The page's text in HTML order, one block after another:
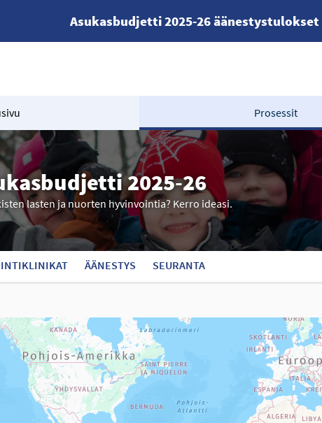
Asukasbudjetti 2025-26 äänestystulokset
Prosessit
2025-26
lasten ja nuorten hyvinvointia? Kerro ideasi.
ÄÄNESTYS SEURANTA
joka esittää tämän sivun tietueet karttapisteinä. Elementtiä